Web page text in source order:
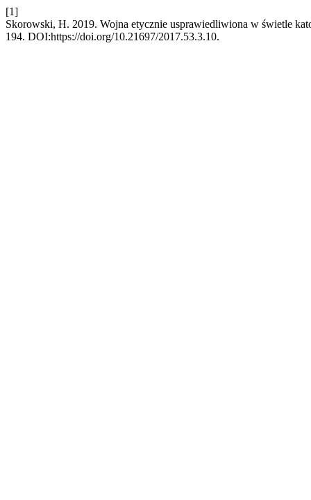
[1]
Skorowski, H. 2019. Wojna etycznie usprawiedliwiona w świetle
194. DOI:https://doi.org/10.21697/2017.53.3.10.